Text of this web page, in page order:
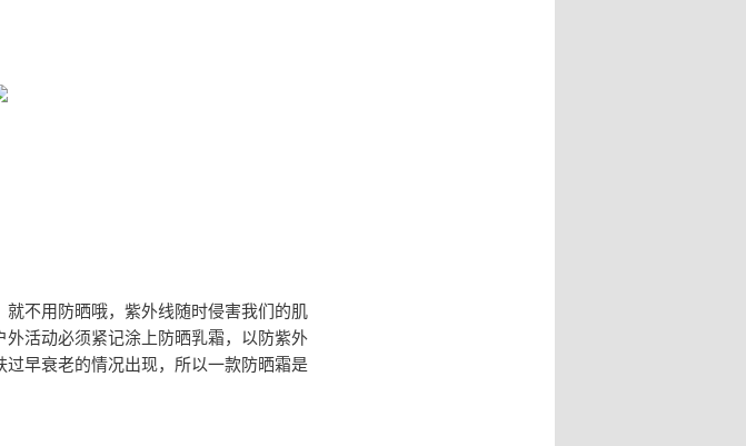
不用防晒哦，紫外线随时侵害我们的肌
活动必须紧记涂上防晒乳霜，以防紫外
早衰老的情况出现，所以一款防晒霜是